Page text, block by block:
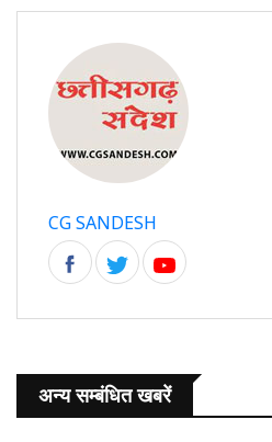
CG SANDESH
अन्य सम्बंधित खबरें